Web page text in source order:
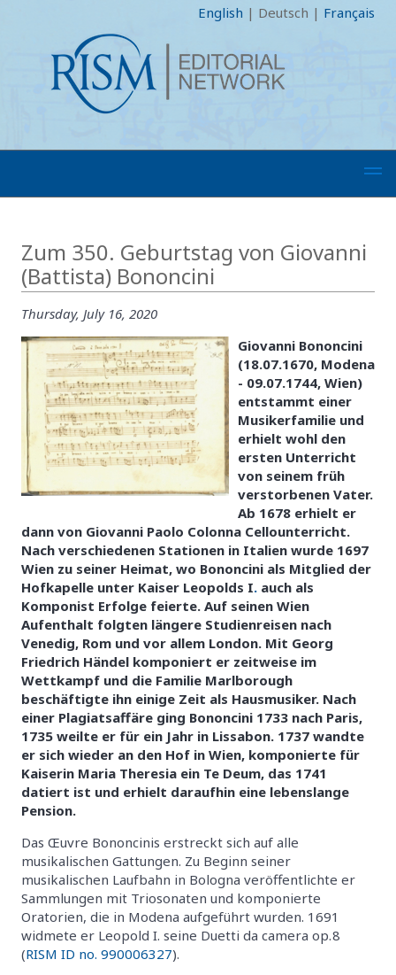
English | Deutsch | Français
Zum 350. Geburtstag von Giovanni
(Battista) Bononcini
Thursday, July 16, 2020
Giovanni Bononcini
(18.07.1670, Modena
- 09.07.1744, Wien)
entstammt einer
Musikerfamilie und
erhielt wohl den
ersten Unterricht
von seinem früh
verstorbenen Vater.
Ab 1678 erhielt er
dann von Giovanni Paolo Colonna Cellounterricht.
Nach verschiedenen Stationen in Italien wurde 1697
Wien zu seiner Heimat, wo Bononcini als Mitglied der
Hofkapelle unter Kaiser Leopolds I. auch als
Komponist Erfolge feierte. Auf seinen Wien
Aufenthalt folgten längere Studienreisen nach
Venedig, Rom und vor allem London. Mit Georg
Friedrich Händel komponiert er zeitweise im
Wettkampf und die Familie Marlborough
beschäftigte ihn einige Zeit als Hausmusiker. Nach
einer Plagiatsaffäre ging Bononcini 1733 nach Paris,
1735 weilte er für ein Jahr in Lissabon. 1737 wandte
er sich wieder an den Hof in Wien, komponierte für
Kaiserin Maria Theresia ein Te Deum, das 1741
datiert ist und erhielt daraufhin eine lebenslange
Pension.
Das Œuvre Bononcinis erstreckt sich auf alle
musikalischen Gattungen. Zu Beginn seiner
musikalischen Laufbahn in Bologna veröffentlichte er
Sammlungen mit Triosonaten und komponierte
Oratorien, die in Modena aufgeführt wurden. 1691
widmete er Leopold I. seine Duetti da camera op. 8
(RISM ID no. 990006327).